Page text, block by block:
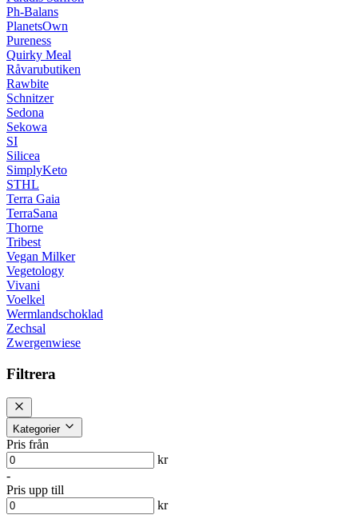
Ph-Balans
PlanetsOwn
Pureness
Quirky Meal
Råvarubutiken
Rawbite
Schnitzer
Sedona
Sekowa
SI
Silicea
SimplyKeto
STHL
Terra Gaia
TerraSana
Thorne
Tribest
Vegan Milker
Vegetology
Vivani
Voelkel
Wermlandschoklad
Zechsal
Zwergenwiese
Filtrera
Kategorier
Pris från
kr
-
Pris upp till
kr